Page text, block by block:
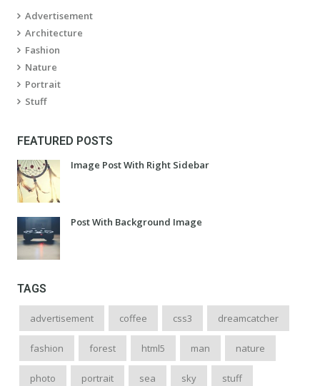
Advertisement
Architecture
Fashion
Nature
Portrait
Stuff
FEATURED POSTS
Image Post With Right Sidebar
Post With Background Image
TAGS
advertisement coffee css3 dreamcatcher
fashion forest html5 man nature
photo portrait sea sky stuff